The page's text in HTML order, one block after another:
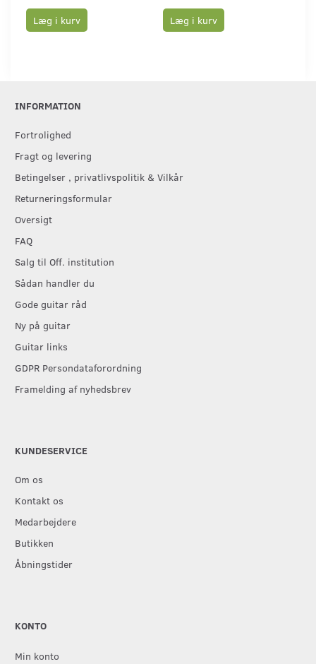
Læg i kurv Læg i kurv
INFORMATION
Fortrolighed
Fragt og levering
Betingelser , privatlivspolitik & Vilkår
Returneringsformular
Oversigt
FAQ
Salg til Off. institution
Sådan handler du
Gode guitar råd
Ny på guitar
Guitar links
GDPR Persondataforordning
Framelding af nyhedsbrev
KUNDESERVICE
Om os
Kontakt os
Medarbejdere
Butikken
Åbningstider
KONTO
Min konto